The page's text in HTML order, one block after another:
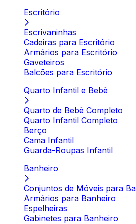
Escritório
Escrivaninhas
Cadeiras para Escritório
Armários para Escritório
Gaveteiros
Balcões para Escritório
Quarto Infantil e Bebê
Quarto de Bebê Completo
Quarto Infantil Completo
Berço
Cama Infantil
Guarda-Roupas Infantil
Banheiro
Conjuntos de Móveis para
Armários para Banheiro
Espelheiras
Gabinetes para Banheiro